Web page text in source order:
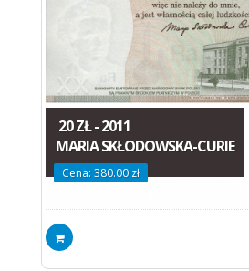
20 ZŁ - 2011
MARIA SKŁODOWSKA-CURIE
Cena: 380.00 zł